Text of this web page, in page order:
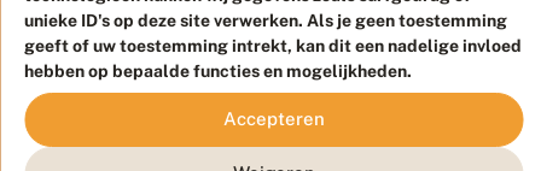
unieke ID's op deze site verwerken. Als je geen toestemming
geeft of uw toestemming intrekt, kan dit een nadelige invloed
hebben op bepaalde functies en mogelijkheden.
Accepteren
dagpauwoog,
maar
ook
bont
zandoogje...
a
n
d
o
o
g
j
e
waren,
zijn
al
voor
een
groot
B
o
n
z
a
n
Het
bont
zandoogje